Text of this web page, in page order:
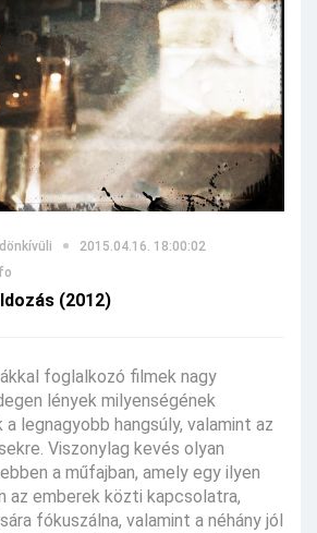
2015.04.16. 18:00:02
(2012)
foglalkozó filmek nagy
lények milyenségének
legnagyobb hangsúly, valamint az
Viszonylag kevés olyan
a műfajban, amely egy ilyen
emberek közti kapcsolatra,
fókuszálna, valamint a néhány jól